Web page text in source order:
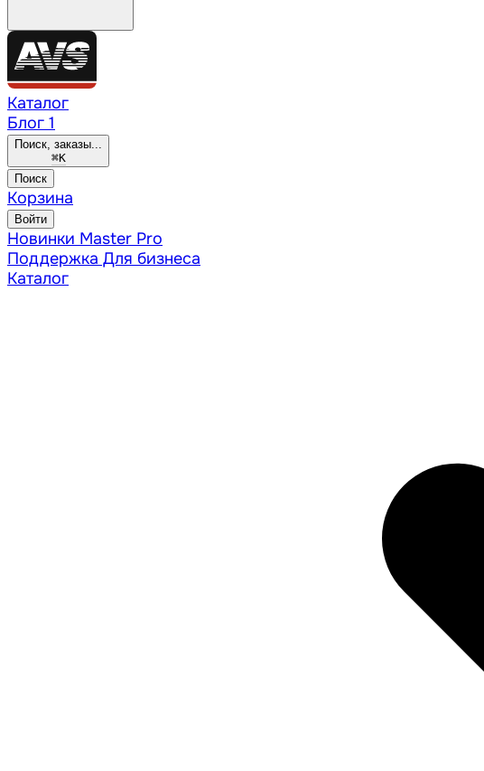
Каталог
Блог 1
Поиск, заказы...
⌘K
Поиск
Корзина
Войти
Новинки Master Pro
Поддержка Для бизнеса
Каталог